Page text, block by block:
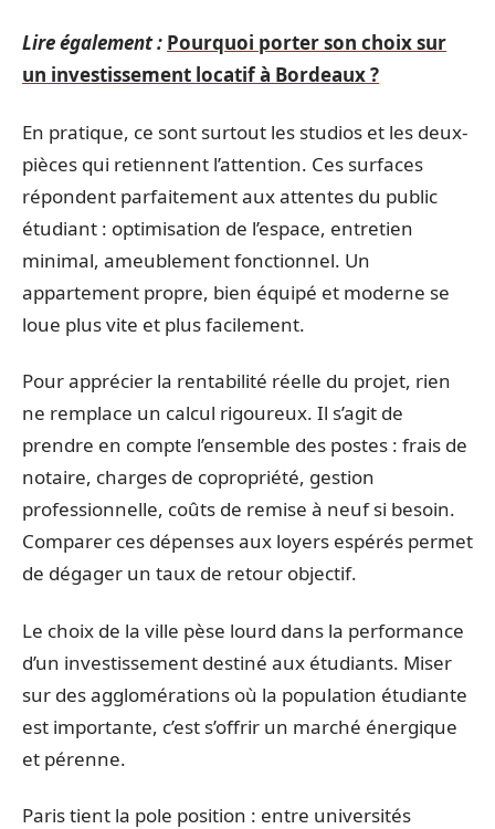
Lire également : Pourquoi porter son choix sur
un investissement locatif à Bordeaux ?
En pratique, ce sont surtout les studios et les deux-
pièces qui retiennent l’attention. Ces surfaces
répondent parfaitement aux attentes du public
étudiant : optimisation de l’espace, entretien
minimal, ameublement fonctionnel. Un
appartement propre, bien équipé et moderne se
loue plus vite et plus facilement.
Pour apprécier la rentabilité réelle du projet, rien
ne remplace un calcul rigoureux. Il s’agit de
prendre en compte l’ensemble des postes : frais de
notaire, charges de copropriété, gestion
professionnelle, coûts de remise à neuf si besoin.
Comparer ces dépenses aux loyers espérés permet
de dégager un taux de retour objectif.
Le choix de la ville pèse lourd dans la performance
d’un investissement destiné aux étudiants. Miser
sur des agglomérations où la population étudiante
est importante, c’est s’offrir un marché énergique
et pérenne.
Paris tient la pole position : entre universités